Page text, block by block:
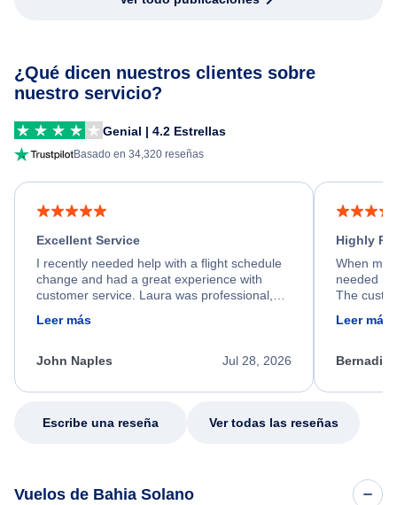
¿Qué dicen nuestros clientes sobre
nuestro servicio?
Genial | 4.2 Estrellas
Basado en 34,320 reseñas
Excellent Service
I recently needed help with a flight schedule
change and had a great experience with
customer service. Laura was professional,
friendly, and very helpful throughout the
process. She quickly found a solution and
appreciate her excellent service.
Leer más
Jul 28, 2026
John Naples
Highly
When my
needed
The
calm,
my issue.
Leer más
Escribe una reseña Ver todas las reseñas
Vuelos de Bahia Solano